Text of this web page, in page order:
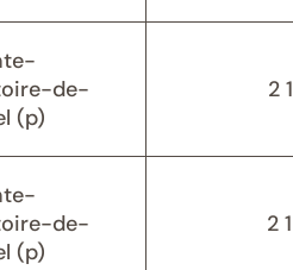
de-
(p)
2
de-
(p)
2